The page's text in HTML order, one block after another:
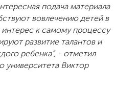
подача материала
вовлечению детей в
к самому процессу
развитие талантов и
ребенка”, - отметил
университета Виктор